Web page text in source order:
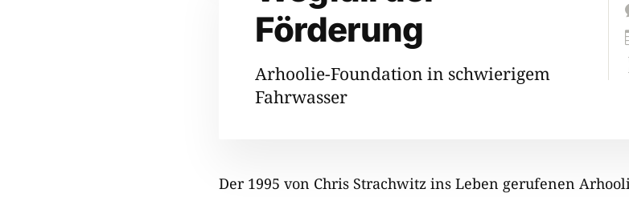
Förderung
Arhoolie-Foundation in schwierigem
Fahrwasser
Der 1995 von Chris Strachwitz ins Leben gerufenen